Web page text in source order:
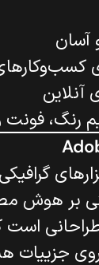
آسان
آنلاین
رنگ، فونت
است
جزییات